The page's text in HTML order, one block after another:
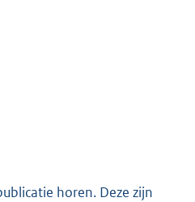
horen. Deze zijn